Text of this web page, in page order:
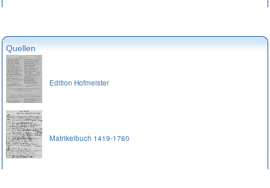
Quellen
Edition Hofmeister
Matrikelbuch 1419-1760